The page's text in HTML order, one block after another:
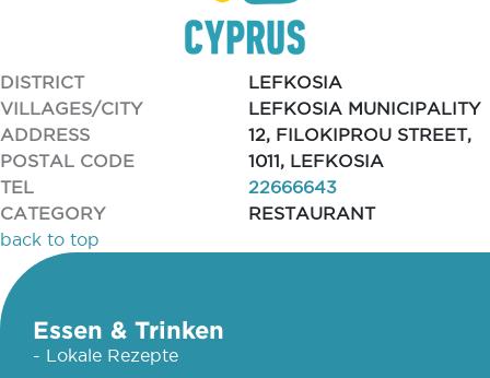
DISTRICT
LEFKOSIA
VILLAGES/CITY
LEFKOSIA MUNICIPALITY
ADDRESS
12, FILOKIPROU STREET,
POSTAL CODE
1011, LEFKOSIA
TEL
22666643
CATEGORY
RESTAURANT
back to top
Essen & Trinken
- Lokale Rezepte